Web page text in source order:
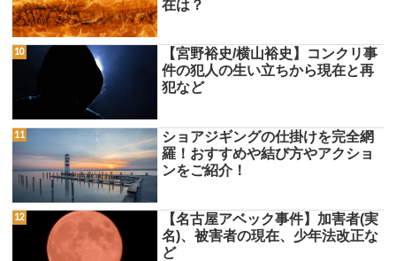
在は？
【宮野裕史/横山裕史】コンクリ事
件の犯人の生い立ちから現在と再
犯など
ショアジギングの仕掛けを完全網
羅！おすすめや結び方やアクショ
ンをご紹介！
【名古屋アベック事件】加害者(実
名)、被害者の現在、少年法改正な
ど